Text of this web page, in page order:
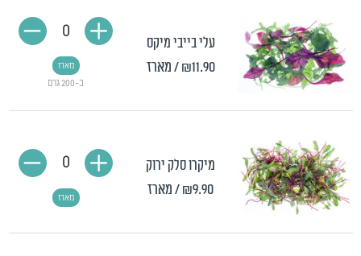
עלי בייבי מיקס
₪11.90 / מארז
כ-200 גרם
מארז
0
מיקרו סלק ירוק
₪9.90/ מארז מארז
0